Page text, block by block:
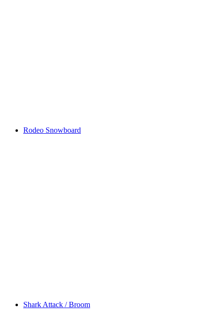
Rodeo Snowboard
Shark Attack / Broom